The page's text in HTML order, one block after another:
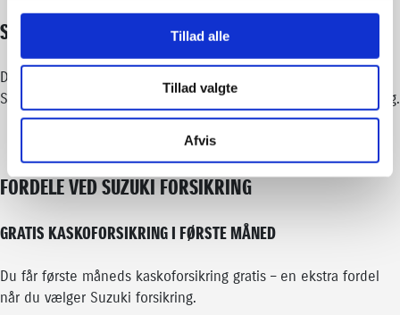
Tillad alle
Tillad valgte
Afvis
SAMARBEJDE MED IF SKADESFORSIKRING
Din Suzuki forsikring tilbydes i samarbejde med
Skadesforsikring
, hvilket sikrer dig en stærk og pålidelig løsning.
FORDELE VED SUZUKI FORSIKRING
GRATIS KASKOFORSIKRING I FØRSTE MÅNED
Du får første måneds kaskoforsikring gratis – en ekstra fordel
når du vælger Suzuki forsikring.